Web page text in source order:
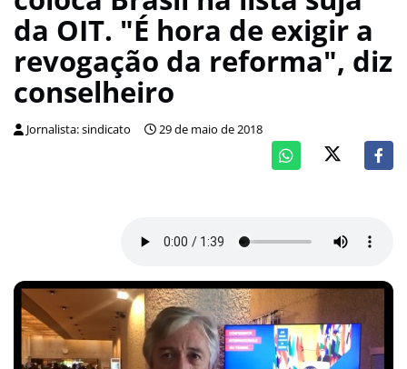
da OIT. "É hora de exigir a
revogação da reforma", diz
conselheiro
Jornalista: sindicato 29 de maio de 2018